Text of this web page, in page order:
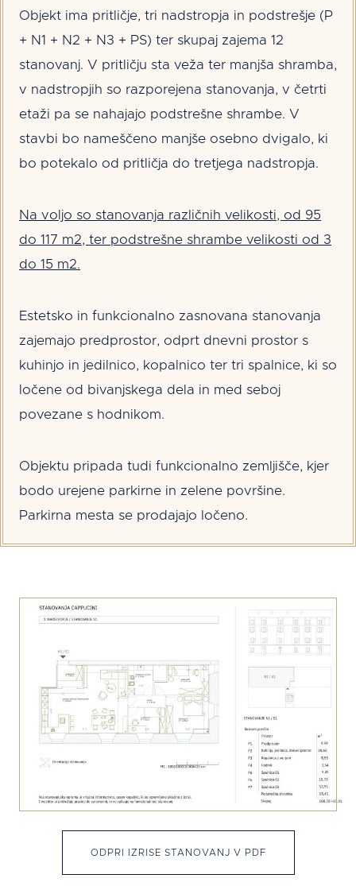
Objekt ima pritličje, tri nadstropja in podstrešje (P
+ N1 + N2 + N3 + PS) ter skupaj zajema 12
stanovanj. V pritličju sta veža ter manjša shramba,
v nadstropjih so razporejena stanovanja, v četrti
etaži pa se nahajajo podstrešne shrambe. V
stavbi bo nameščeno manjše osebno dvigalo, ki
bo potekalo od pritličja do tretjega nadstropja.
Na voljo so stanovanja različnih velikosti, od 95
do 117 m2, ter podstrešne shrambe velikosti od 3
do 15 m2.
Estetsko in funkcionalno zasnovana stanovanja
zajemajo predprostor, odprt dnevni prostor s
kuhinjo in jedilnico, kopalnico ter tri spalnice, ki so
ločene od bivanjskega dela in med seboj
povezane s hodnikom.
Objektu pripada tudi funkcionalno zemljišče, kjer
bodo urejene parkirne in zelene površine.
Parkirna mesta se prodajajo ločeno.
ODPRI IZRISE STANOVANJ V PDF